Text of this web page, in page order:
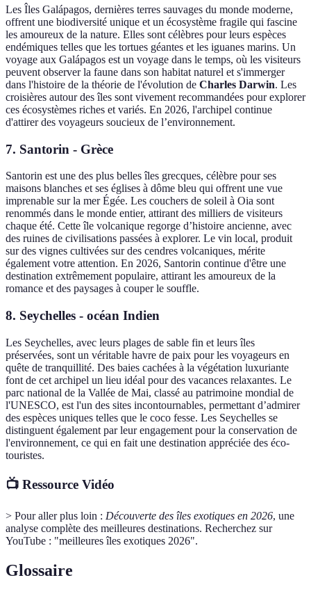
Les Îles Galápagos, dernières terres sauvages du monde moderne,
offrent une biodiversité unique et un écosystème fragile qui fascine
les amoureux de la nature. Elles sont célèbres pour leurs espèces
endémiques telles que les tortues géantes et les iguanes marins. Un
voyage aux Galápagos est un voyage dans le temps, où les visiteurs
peuvent observer la faune dans son habitat naturel et s'immerger
dans l'histoire de la théorie de l'évolution de Charles Darwin. Les
croisières autour des îles sont vivement recommandées pour explorer
ces écosystèmes riches et variés. En 2026, l'archipel continue
d'attirer des voyageurs soucieux de l’environnement.
7. Santorin - Grèce
Santorin est une des plus belles îles grecques, célèbre pour ses
maisons blanches et ses églises à dôme bleu qui offrent une vue
imprenable sur la mer Égée. Les couchers de soleil à Oia sont
renommés dans le monde entier, attirant des milliers de visiteurs
chaque été. Cette île volcanique regorge d’histoire ancienne, avec
des ruines de civilisations passées à explorer. Le vin local, produit
sur des vignes cultivées sur des cendres volcaniques, mérite
également votre attention. En 2026, Santorin continue d'être une
destination extrêmement populaire, attirant les amoureux de la
romance et des paysages à couper le souffle.
8. Seychelles - océan Indien
Les Seychelles, avec leurs plages de sable fin et leurs îles
préservées, sont un véritable havre de paix pour les voyageurs en
quête de tranquillité. Des baies cachées à la végétation luxuriante
font de cet archipel un lieu idéal pour des vacances relaxantes. Le
parc national de la Vallée de Mai, classé au patrimoine mondial de
l'UNESCO, est l'un des sites incontournables, permettant d’admirer
des espèces uniques telles que le coco fesse. Les Seychelles se
distinguent également par leur engagement pour la conservation de
l'environnement, ce qui en fait une destination appréciée des éco-
touristes.
📺 Ressource Vidéo
> Pour aller plus loin : Découverte des îles exotiques en 2026, une
analyse complète des meilleures destinations. Recherchez sur
YouTube : "meilleures îles exotiques 2026".
Glossaire